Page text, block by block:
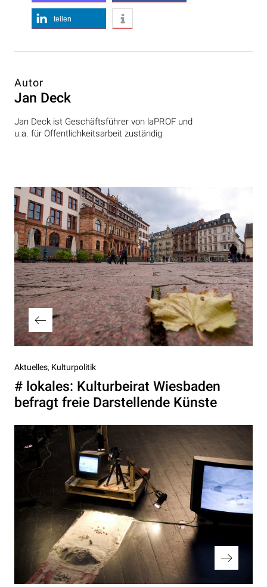
teilen
Autor
Jan Deck
Jan Deck ist Geschäftsführer von laPROF und
u.a. für Öffentlichkeitsarbeit zuständig
Vorheriger
Beitrag
Aktuelles Kulturpolitik
# lokales: Kulturbeirat Wiesbaden
befragt freie Darstellende Künste